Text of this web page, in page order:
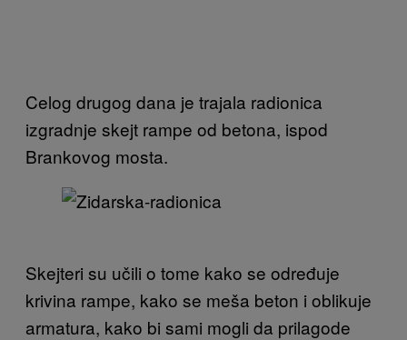
Celog drugog dana je trajala radionica
izgradnje skejt rampe od betona, ispod
Brankovog mosta.
Skejteri su učili o tome kako se određuje
krivina rampe, kako se meša beton i oblikuje
armatura, kako bi sami mogli da prilagode